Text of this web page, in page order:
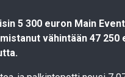
5 300 euron Main
vähintään 47 250